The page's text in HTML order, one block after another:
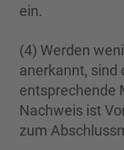
ein.
(4) Werden
anerkannt, sind
entsprechende
Nachweis ist
zum